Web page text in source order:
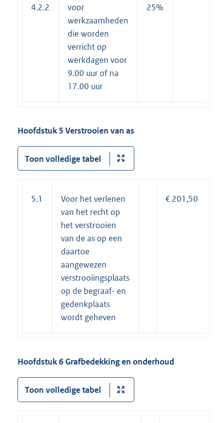
4.2.2
voor
werkzaamheden
die worden
verricht op
werkdagen voor
9.00 uur of na
17.00 uur
25%
Hoofdstuk 5 Verstrooien van as
Toon volledige tabel
5.1
Voor het verlenen
van het recht op
het verstrooien
van de as op een
daartoe
aangewezen
verstrooiingsplaats
op de begraaf- en
gedenkplaats
wordt geheven
€ 201,50
Hoofdstuk 6 Grafbedekking en onderhoud
Toon volledige tabel